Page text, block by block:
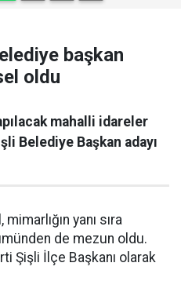
başkan
oldu
mahalli idareler
Belediye Başkan adayı
yanı sıra
de mezun oldu.
Şişli İlçe Başkanı olarak